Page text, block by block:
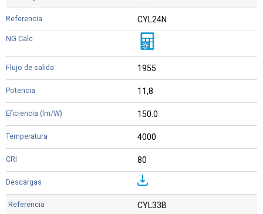
CYL24N
1955
11,8
150.0
4000
80
CYL33B